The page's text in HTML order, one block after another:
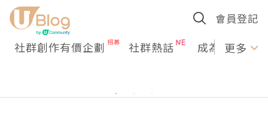
會員登記
社群創作有價企劃 社群熱話 成為U更多